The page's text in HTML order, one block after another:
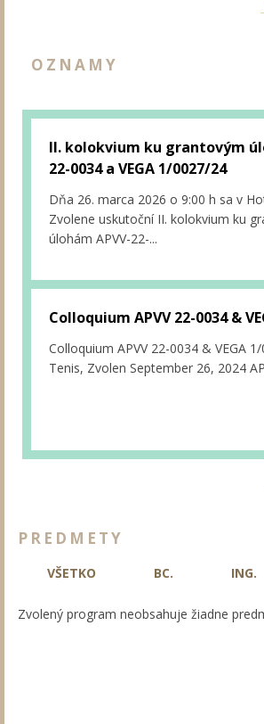
OZNAMY
II. kolokvium ku grantovým
22-0034 a VEGA 1/0027/24
Dňa 26. marca 2026 o 9:00 h sa v
Zvolene uskutoční II. kolokvium ku
úlohám APVV-22-...
Colloquium APVV 22-0034 &
Colloquium APVV 22-0034 & VEGA
Tenis, Zvolen September 26, 2024
PREDMETY
VŠETKO BC. ING.
Zvolený program neobsahuje žiadne